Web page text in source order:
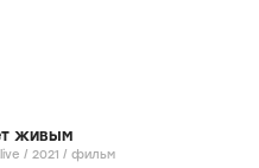
живым
No One Gets Out Alive / 2021 / фильм